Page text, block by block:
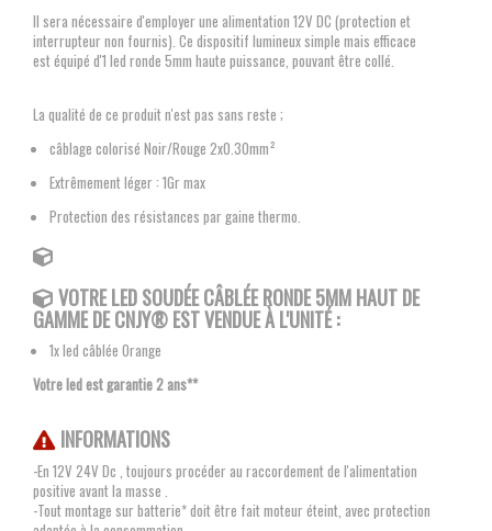
Il sera nécessaire d'employer une alimentation 12V DC (protection et
interrupteur non fournis). Ce dispositif lumineux simple mais efficace
est équipé d'1 led ronde 5mm haute puissance, pouvant être collé.
La qualité de ce produit n'est pas sans reste ;
câblage colorisé Noir/Rouge 2x0.30mm²
Extrêmement léger : 1Gr max
Protection des résistances par gaine thermo.
VOTRE LED SOUDÉE CÂBLÉE RONDE 5MMHAUT DE
GAMME DE CNJY®EST VENDUE À L'UNITÉ :
1x led câblée Orange
Votre led est garantie 2 ans**
INFORMATIONS
-En 12V 24V Dc , toujours procéder au raccordement de l'alimentation
positive avant la masse .
-Tout montage sur batterie* doit être fait moteur éteint, avec protection